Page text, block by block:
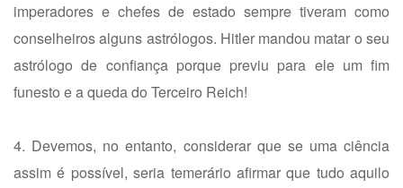
imperadores e chefes de estado sempre tiveram como
conselheiros alguns astrólogos. Hitler mandou matar o seu
astrólogo de confiança porque previu para ele um fim
funesto e a queda do Terceiro Reich!
4. Devemos, no entanto, considerar que se uma ciência
assim é possível, seria temerário afirmar que tudo aquilo